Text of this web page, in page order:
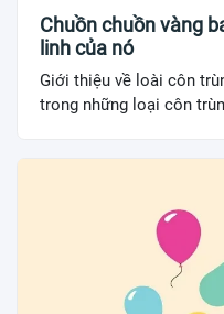
Chuồn chuồn vàng
linh của nó
Giới thiệu về loài côn
trong những loại côn